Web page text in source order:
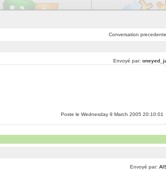
Conversation precedente
Envoyé par:
Poste le Wednesday 9 March 2005 20:10:01
Envoyé par: